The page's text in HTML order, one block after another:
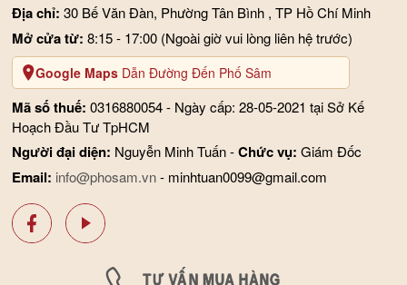
Địa chỉ: 30 Bế Văn Đàn, Phường Tân Bình , TP Hồ Chí Minh
Mở cửa từ:8:15 - 17:00 (Ngoài giờ vui lòng liên hệ trước)
Google Maps Dẫn Đường Đến Phố Sâm
Mã số thuế: 0316880054 - Ngày cấp: 28-05-2021 tại Sở Kế
Hoạch Đầu Tư TpHCM
Người đại diện: Nguyễn Minh Tuấn -Chức vụ: Giám Đốc
Email: info@phosam.vn- minhtuan0099@gmail.com